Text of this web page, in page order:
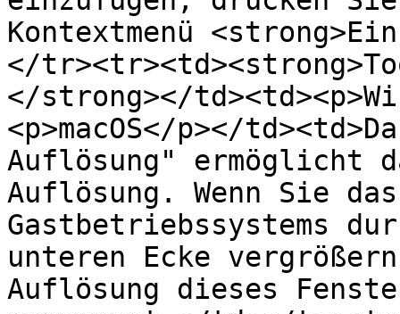
Kontextmenü
</
</strong></
<p>macOS</p></
Auflösung" ermöglicht
Auflösung. Wenn Sie
Gastbetriebssystems
unteren Ecke
Auflösung dieses